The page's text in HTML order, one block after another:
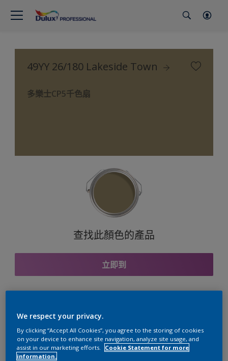
49YY 26/180 Lakeside Town
多樂士CP5千色扇
查找此顏色的產品
立即到
與之協調的色彩組合
We respect your privacy.
By clicking “Accept All Cookies”, you agree to the storing of cookies
on your device to enhance site navigation, analyze site usage, and
assist in our marketing efforts.
Cookie Statement for more
information.